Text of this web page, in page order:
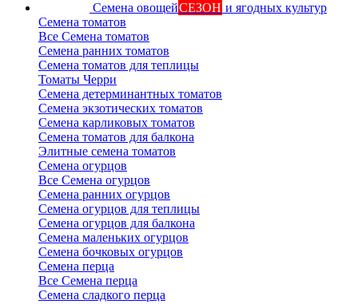
Семена овощейСЕЗОН и ягодных культур
Семена томатов
Все Семена томатов
Семена ранних томатов
Семена томатов для теплицы
Томаты Черри
Семена детерминантных томатов
Семена экзотических томатов
Семена карликовых томатов
Семена томатов для балкона
Элитные семена томатов
Семена огурцов
Все Семена огурцов
Семена ранних огурцов
Семена огурцов для теплицы
Семена огурцов для балкона
Семена маленьких огурцов
Семена бочковых огурцов
Семена перца
Все Семена перца
Семена сладкого перца